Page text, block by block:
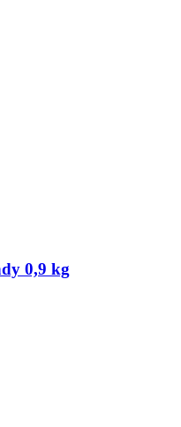
0,9 kg